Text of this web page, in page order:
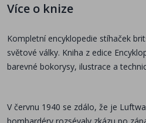
roli bitevníku
Dvoumotoráky v boji
Blenheimy, whirlwindy,
Více o knize
Kompletní encyklopedie stíhaček
světové války. Kniha z edice
barevné bokorysy, ilustrace a
V červnu 1940 se zdálo, že je